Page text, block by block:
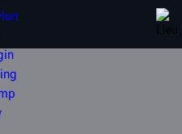
FORMATION